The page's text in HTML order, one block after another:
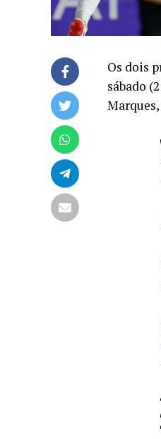
Os dois
sábado